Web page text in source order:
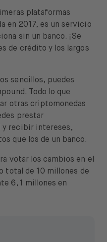
plataformas
en 2017, es un servicio
sin un banco. ¡Se
de crédito y los largos
sencillos, puedes
Todo lo que
otras criptomonedas
prestar
y recibir intereses,
que los de un banco.
votar los cambios en el
total de 10 millones de
6,1 millones en